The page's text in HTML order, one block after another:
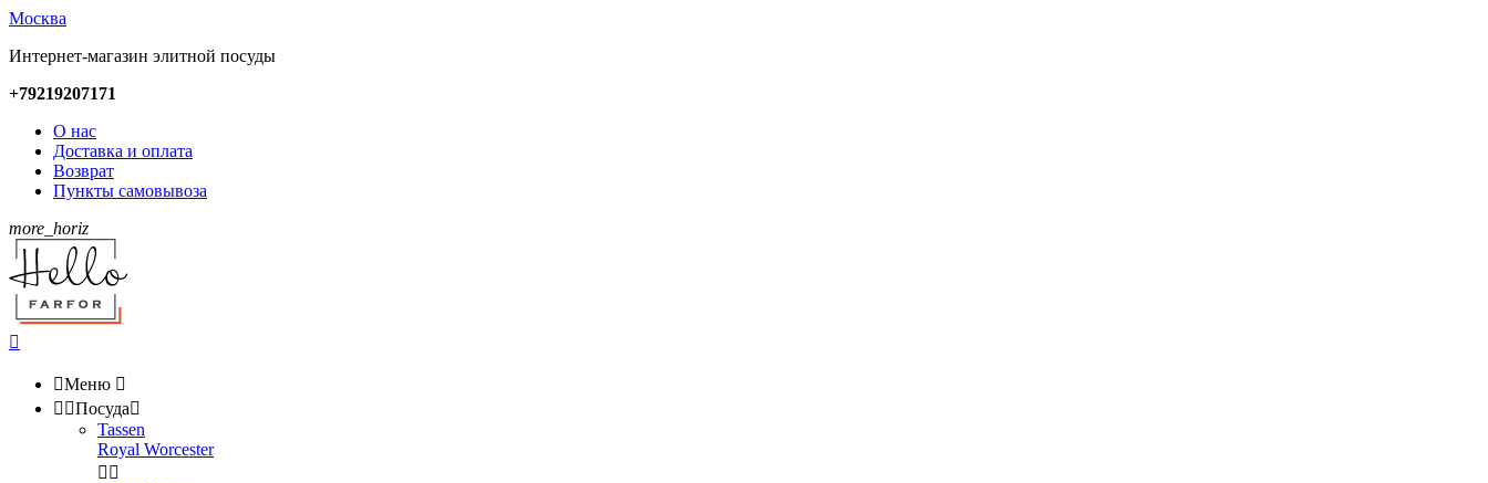
Москва
Интернет-магазин элитной посуды
+79219207171
О нас
Доставка и оплата
Возврат
Пункты самовывоза
more_horiz

Меню 
 Посуда
Tassen
Royal Worcester
 